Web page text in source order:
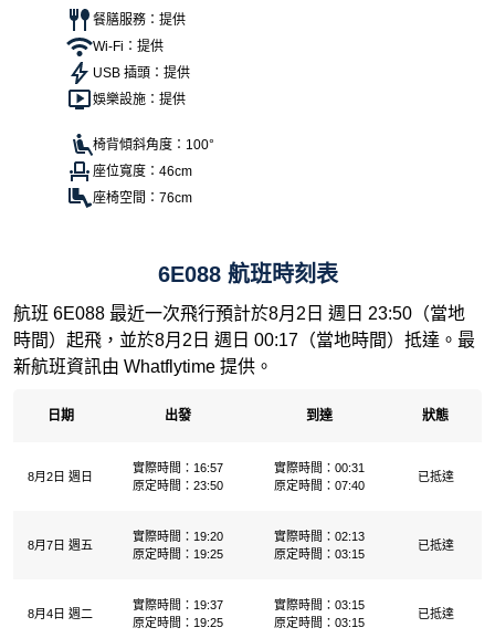
餐膳服務：提供
Wi-Fi：提供
USB 插頭：提供
娛樂設施：提供
椅背傾斜角度：100°
座位寬度：46cm
座椅空間：76cm
6E088 航班時刻表
航班 6E088 最近一次飛行預計於8月2日 週日 23:50（當地
時間）起飛，並於8月2日 週日 00:17（當地時間）抵達。最
新航班資訊由 Whatflytime 提供。
日期 出發 到達 狀態
8月2日 週日
實際時間：16:57
原定時間：23:50
實際時間：00:31
原定時間：07:40
已抵達
8月7日 週五
實際時間：19:20
原定時間：19:25
實際時間：02:13
原定時間：03:15
已抵達
8月4日 週二
實際時間：19:37
原定時間：19:25
實際時間：03:15
原定時間：03:15
已抵達